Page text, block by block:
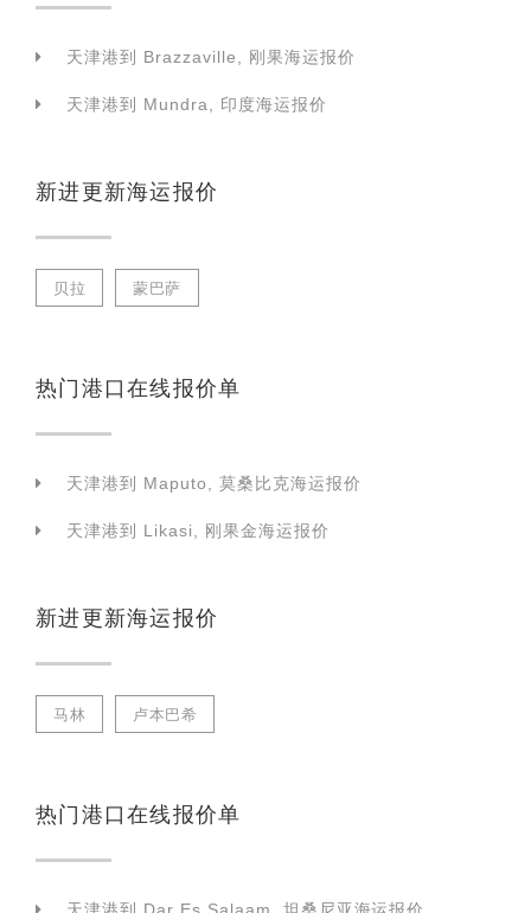
天津港到 Brazzaville, 刚果海运报价
天津港到 Mundra, 印度海运报价
新进更新海运报价
贝拉 蒙巴萨
热门港口在线报价单
天津港到 Maputo, 莫桑比克海运报价
天津港到 Likasi, 刚果金海运报价
新进更新海运报价
马林 卢本巴希
热门港口在线报价单